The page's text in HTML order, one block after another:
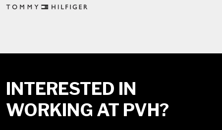
INTERESTED IN
WORKING AT PVH?